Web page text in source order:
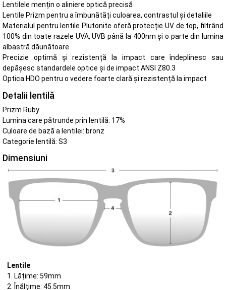
Lentilele mențin o aliniere optică precisă
Lentile Prizm pentru a îmbunătăți culoarea, contrastul și detaliile
Materialul pentru lentile Plutonite oferă protecție UV de top, filtrând
100% din toate razele UVA, UVB până la 400nm și o parte din lumina
albastră dăunătoare
Precizie optimă și rezistență la impact care îndeplinesc sau
depășesc standardele optice și de impact ANSI Z80.3
Optica HDO pentru o vedere foarte clară și rezistență la impact
Detalii lentilă
Prizm Ruby
Lumina care pătrunde prin lentilă: 17%
Culoare de bază a lentilei: bronz
Categorie lentilă: S3
Dimensiuni
Lentile
1. Lățime: 59mm
2. Înălțime: 45.5mm